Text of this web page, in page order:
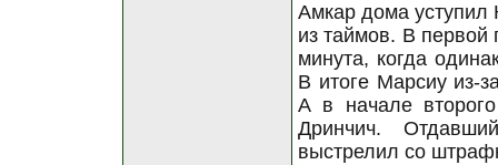
Амкар дома уступил
из таймов. В первой
минута, когда
В итоге Марсиу из-
А в начале
Дринчич.
выстрелил со